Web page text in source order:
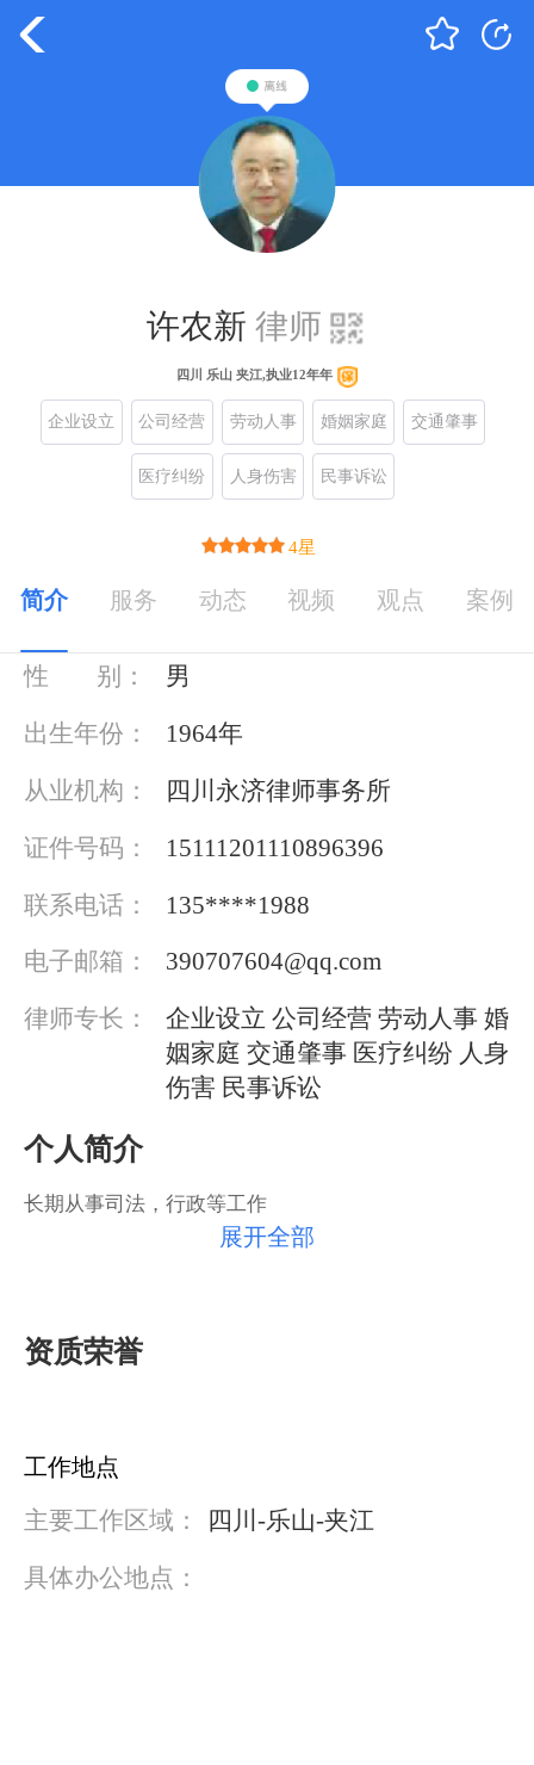
许农新 律师
四川 乐山 夹江,执业12年年
企业设立 公司经营 劳动人事 婚姻家庭 交通肇事
医疗纠纷 人身伤害 民事诉讼
4星
简介 服务 动态 视频 观点 案例
基本信息
性 别：
男
出生年份：
1964年
从业机构：
四川永济律师事务所
证件号码：
15111201110896396
联系电话：
135****1988
电子邮箱：
390707604@qq.com
律师专长：
企业设立 公司经营 劳动人事 婚
姻家庭 交通肇事 医疗纠纷 人身
伤害 民事诉讼
个人简介
长期从事司法，行政等工作
展开全部
资质荣誉
工作地点
主要工作区域：
四川-乐山-夹江
具体办公地点：